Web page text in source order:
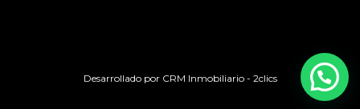
Desarrollado por CRM Inmobiliario - 2clics